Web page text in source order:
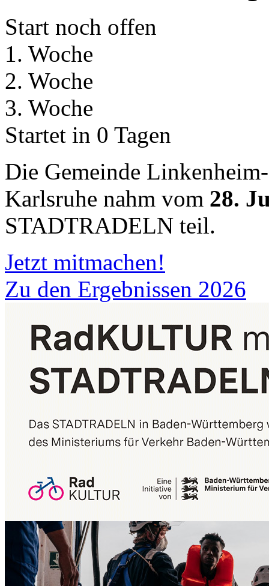
Start noch offen
1. Woche
2. Woche
3. Woche
Startet in 0 Tagen
Die Gemeinde
Karlsruhe nahm vom 28.
STADTRADELN teil.
Jetzt mitmachen!
Zu den Ergebnissen 2026